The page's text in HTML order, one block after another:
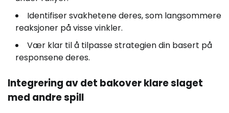
Identifiser svakhetene deres, som langsommere
reaksjoner på visse vinkler.
Vær klar til å tilpasse strategien din basert på
responsene deres.
Integrering av det bakover klare slaget
med andre spill